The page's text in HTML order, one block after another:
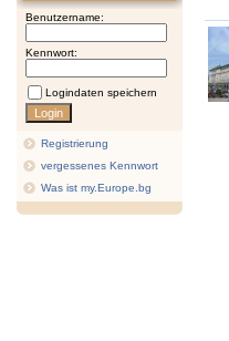
Benutzername:
Kennwort:
Logindaten speichern
Registrierung
vergessenes Kennwort
Was ist my.Europe.bg